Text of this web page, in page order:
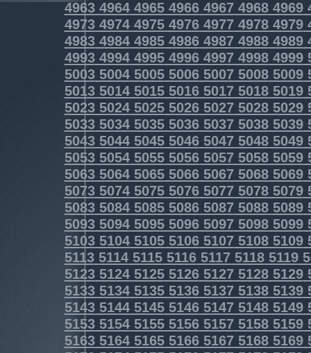
4963496449654966496749684969
4973497449754976497749784979
4983498449854986498749884989
4993499449954996499749984999
5003500450055006500750085009
5013501450155016501750185019
5023502450255026502750285029
5033503450355036503750385039
5043504450455046504750485049
5053505450555056505750585059
5063506450655066506750685069
5073507450755076507750785079
5083508450855086508750885089
5093509450955096509750985099
5103510451055106510751085109
5113511451155116511751185119
5123512451255126512751285129
5133513451355136513751385139
5143514451455146514751485149
5153515451555156515751585159
5163516451655166516751685169